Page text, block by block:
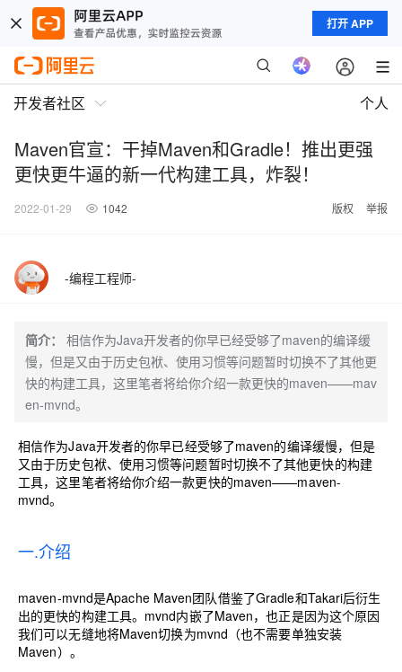
打开 APP
开发者社区 个人
Maven官宣：干掉Maven和Gradle！推出更强
更快更牛逼的新一代构建工具，炸裂！
2022-01-29 1042 版权 举报
-编程工程师-
简介：
相信作为Java开发者的你早已经受够了maven的编译缓
慢，但是又由于历史包袱、使用习惯等问题暂时切换不了其他更
快的构建工具，这里笔者将给你介绍一款更快的maven——mav
en-mvnd。
相信作为Java开发者的你早已经受够了maven的编译缓慢，但是
又由于历史包袱、使用习惯等问题暂时切换不了其他更快的构建
工具，这里笔者将给你介绍一款更快的maven——maven-
mvnd。
一.介绍
maven-mvnd是Apache Maven团队借鉴了Gradle和Takari后衍生
出的更快的构建工具。mvnd内嵌了Maven，也正是因为这个原因
我们可以无缝地将Maven切换为mvnd（也不需要单独安装
Maven）。